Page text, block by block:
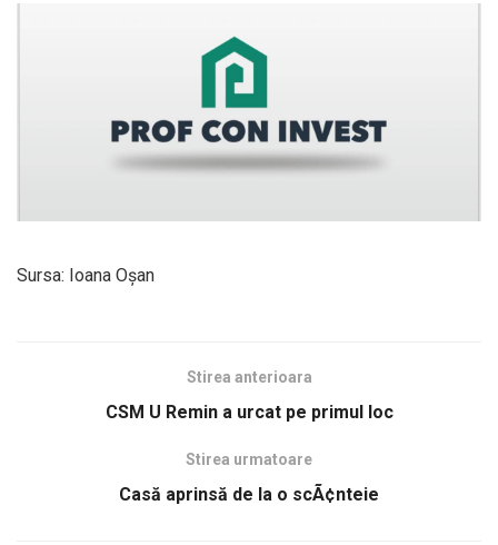
Sursa: Ioana Oşan
Stirea anterioara
CSM U Remin a urcat pe primul loc
Stirea urmatoare
Casă aprinsă de la o scÃ¢nteie